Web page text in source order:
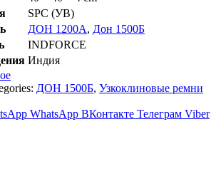
SPC (УВ)
ДОН 1200А, Дон 1500Б
INDFORCE
Индия
ДОН 1500Б, Узкоклиновые ремни
WhatsApp ВКонтакте Телеграм Viber